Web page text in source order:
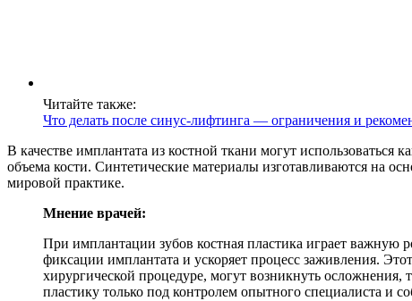
Читайте также:
Что делать после синус-лифтинга — ограничения и
В качестве имплантата из костной ткани могут
объема кости. Синтетические материалы изготавливаются на
мировой практике.
Мнение врачей:
При имплантации зубов костная пластика играет важную
фиксации имплантата и ускоряет процесс заживления.
хирургической процедуре, могут возникнуть
пластику только под контролем опытного специалиста и